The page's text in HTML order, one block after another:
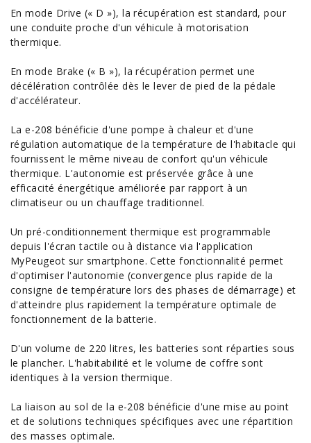
En mode Drive (« D »), la récupération est standard, pour
une conduite proche d'un véhicule à motorisation
thermique.
En mode Brake (« B »), la récupération permet une
décélération contrôlée dès le lever de pied de la pédale
d'accélérateur.
La e-208 bénéficie d'une pompe à chaleur et d'une
régulation automatique de la température de l'habitacle qui
fournissent le même niveau de confort qu'un véhicule
thermique. L'autonomie est préservée grâce à une
efficacité énergétique améliorée par rapport à un
climatiseur ou un chauffage traditionnel.
Un pré-conditionnement thermique est programmable
depuis l'écran tactile ou à distance via l'application
MyPeugeot sur smartphone. Cette fonctionnalité permet
d'optimiser l'autonomie (convergence plus rapide de la
consigne de température lors des phases de démarrage) et
d'atteindre plus rapidement la température optimale de
fonctionnement de la batterie.
D'un volume de 220 litres, les batteries sont réparties sous
le plancher. L'habitabilité et le volume de coffre sont
identiques à la version thermique.
La liaison au sol de la e-208 bénéficie d'une mise au point
et de solutions techniques spécifiques avec une répartition
des masses optimale.